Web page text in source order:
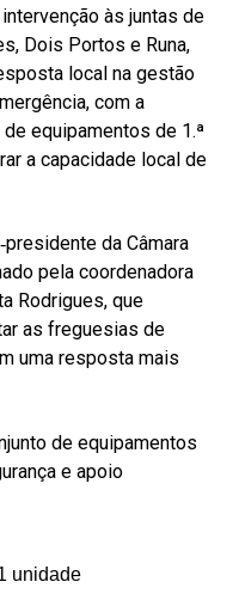
às juntas de
Dois Portos e Runa,
local na gestão
com a
equipamentos de 1.ª
a capacidade local de
da Câmara
pela coordenadora
Rodrigues, que
as freguesias de
uma resposta mais
de equipamentos
e apoio
unidade